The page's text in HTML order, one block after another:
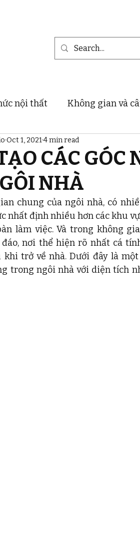
nội thất Không gian và
Vật liệu và sản phẩm nội
CÁC GÓC
NHÀ
Oct 1, 20214 min read
chung của ngôi nhà, có
nhất định nhiều hơn các khu
làm việc. Và trong không
nơi thể hiện rõ nhất cá
trở về nhà. Dưới đây là
trong ngôi nhà với diện tích